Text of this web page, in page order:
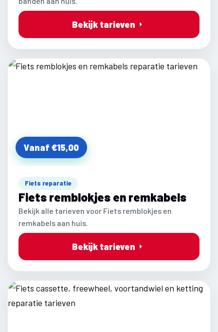
Bekijk tarieven
Vanaf €15,00
Fiets reparatie
Fiets remblokjes en remkabels
Bekijk alle tarieven voor Fiets remblokjes en
remkabels aan huis.
Bekijk tarieven